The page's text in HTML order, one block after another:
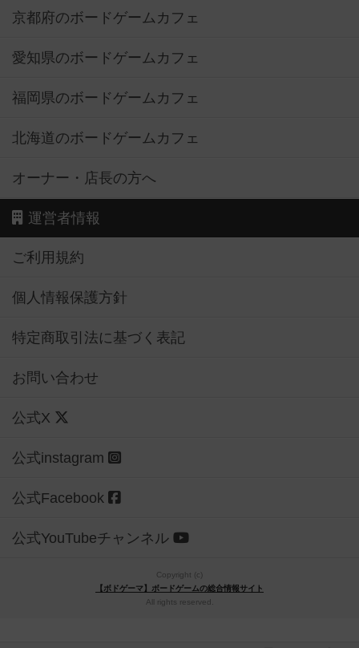
京都府のボードゲームカフェ
愛知県のボードゲームカフェ
福岡県のボードゲームカフェ
北海道のボードゲームカフェ
オーナー・店長の方へ
運営者情報
ご利用規約
個人情報保護方針
特定商取引法に基づく表記
お問い合わせ
公式X
公式instagram
公式Facebook
公式YouTubeチャンネル
Copyright (c)
【ボドゲーマ】ボードゲームの総合情報サイト
All rights reserved.